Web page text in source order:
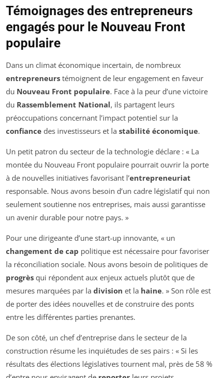
Témoignages des entrepreneurs
engagés pour le Nouveau Front
populaire
Dans un climat économique incertain, de nombreux
entrepreneurs témoignent de leur engagement en faveur
du Nouveau Front populaire. Face à la peur d’une victoire
du Rassemblement National, ils partagent leurs
préoccupations concernant l’impact potentiel sur la
confiance des investisseurs et la stabilité économique.
Un petit patron du secteur de la technologie déclare : « La
montée du Nouveau Front populaire pourrait ouvrir la porte
à de nouvelles initiatives favorisant l’entrepreneuriat
responsable. Nous avons besoin d’un cadre législatif qui non
seulement soutienne nos entreprises, mais aussi garantisse
un avenir durable pour notre pays. »
Pour une dirigeante d’une start-up innovante, « un
changement de cap politique est nécessaire pour favoriser
la réconciliation sociale. Nous avons besoin de politiques de
progrès qui répondent aux enjeux actuels plutôt que de
mesures marquées par la division et la haine. » Son rôle est
de porter des idées nouvelles et de construire des ponts
entre les différentes parties prenantes.
De son côté, un chef d’entreprise dans le secteur de la
construction résume les inquiétudes de ses pairs : « Si les
résultats des élections législatives tournent mal, près de 58 %